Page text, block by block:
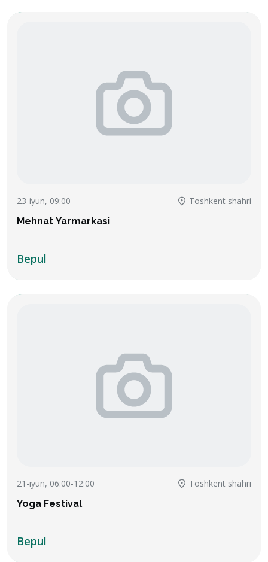
23-iyun, 09:00
Toshkent shahri
Mehnat Yarmarkasi
Bepul
21-iyun, 06:00-12:00
Toshkent shahri
Yoga Festival
Bepul